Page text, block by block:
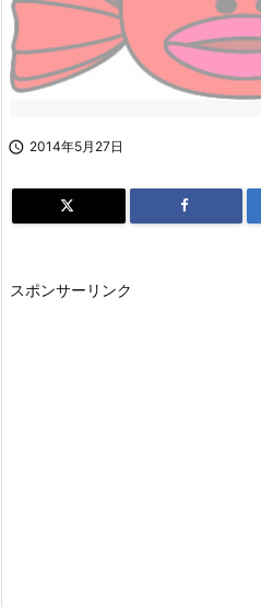
 2014年5月27日
スポンサーリンク